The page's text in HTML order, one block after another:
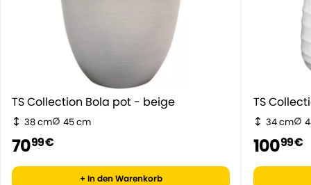
TS Collection Bola pot - beige
38 cm 45 cm
7099 €
+ In den Warenkorb
TS
34 cm
10099 €